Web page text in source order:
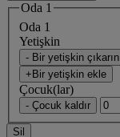
Oda 1
Oda 1
Yetişkin
- Bir yetişkin çıkarın
+Bir yetişkin ekle
Çocuk(lar)
- Çocuk kaldır
Sil